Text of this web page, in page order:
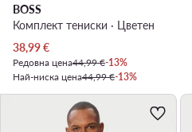
BOSS
Комплект тениски · Цветен
Актуална цена
38,99€
Редовна цена44,99 €-13%
Най-ниска цена44,99 €-13%